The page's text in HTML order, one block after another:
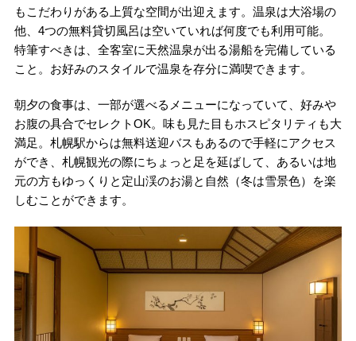
もこだわりがある上質な空間が出迎えます。温泉は大浴場の
他、4つの無料貸切風呂は空いていれば何度でも利用可能。
特筆すべきは、全客室に天然温泉が出る湯船を完備している
こと。お好みのスタイルで温泉を存分に満喫できます。
朝夕の食事は、一部が選べるメニューになっていて、好みや
お腹の具合でセレクトOK。味も見た目もホスピタリティも大
満足。札幌駅からは無料送迎バスもあるので手軽にアクセス
ができ、札幌観光の際にちょっと足を延ばして、あるいは地
元の方もゆっくりと定山渓のお湯と自然（冬は雪景色）を楽
しむことができます。